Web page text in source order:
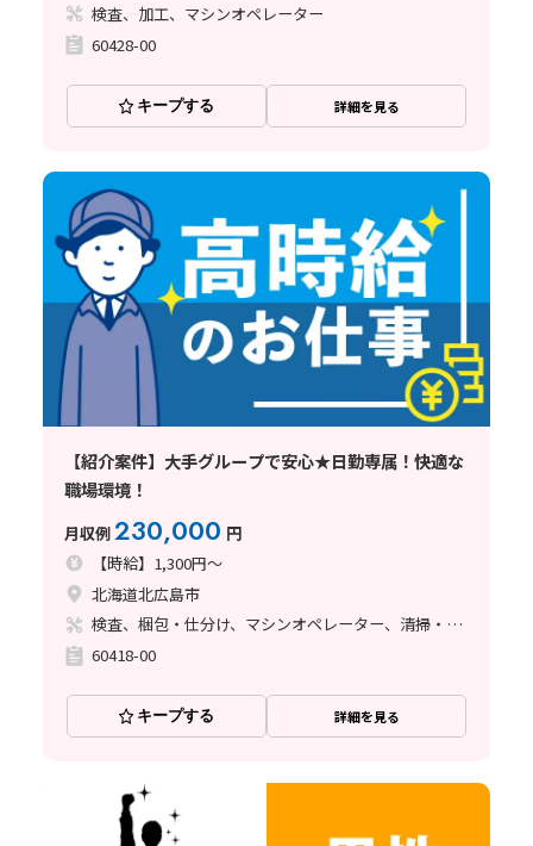
検査、加工、マシンオペレーター
60428-00
キープする 詳細を見る
【紹介案件】大手グループで安心★日勤専属！快適な
職場環境！
月収例230,000 円
【時給】1,300円～
北海道北広島市
検査、梱包・仕分け、マシンオペレーター、清掃・洗浄
60418-00
キープする 詳細を見る